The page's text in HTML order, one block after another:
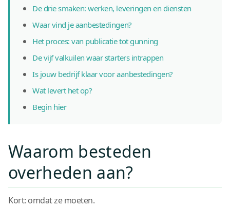
De drie smaken: werken, leveringen en diensten
Waar vind je aanbestedingen?
Het proces: van publicatie tot gunning
De vijf valkuilen waar starters intrappen
Is jouw bedrijf klaar voor aanbestedingen?
Wat levert het op?
Begin hier
Waarom besteden
overheden aan?
Kort: omdat ze moeten.